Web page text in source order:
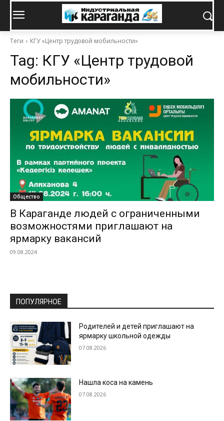
Теги КГУ «Центр трудовой мобильности»
Tag: КГУ «Центр трудовой
мобильности»
Общество
В Караганде людей с ограниченными
возможностями приглашают на
ярмарку вакансий
09.08.2024
ПОПУЛЯРНОЕ
Родителей и детей приглашают на
ярмарку школьной одежды
07.08.2026
Нашла коса на камень
07.08.2026